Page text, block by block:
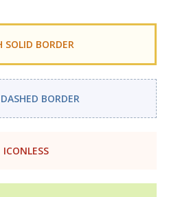
SOLID BORDER
BORDER
ICONLESS